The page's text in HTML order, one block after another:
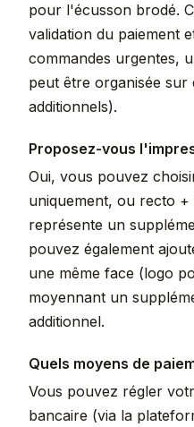
pour l'écusson brodé.
validation du paiement
commandes urgentes,
peut être organisée sur
additionnels).
Proposez-vous
Oui, vous pouvez
uniquement, ou recto
représente un
pouvez également
une même face (logo
moyennant un
additionnel.
Quels moyens de
Vous pouvez régler
bancaire (via la